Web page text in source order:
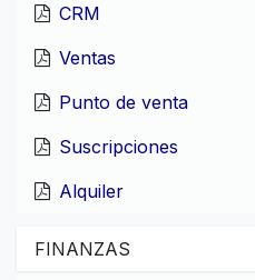
CRM
Ventas
Punto de venta
Suscripciones
Alquiler
FINANZAS